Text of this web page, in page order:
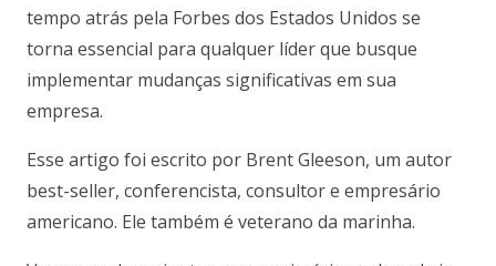
tempo atrás pela Forbes dos Estados Unidos se
torna essencial para qualquer líder que busque
implementar mudanças significativas em sua
empresa.
Esse artigo foi escrito por Brent Gleeson, um autor
best-seller, conferencista, consultor e empresário
americano. Ele também é veterano da marinha.